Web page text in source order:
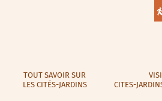
TOUT SAVOIR SUR
LES CITÉS-JARDINS
CITES-